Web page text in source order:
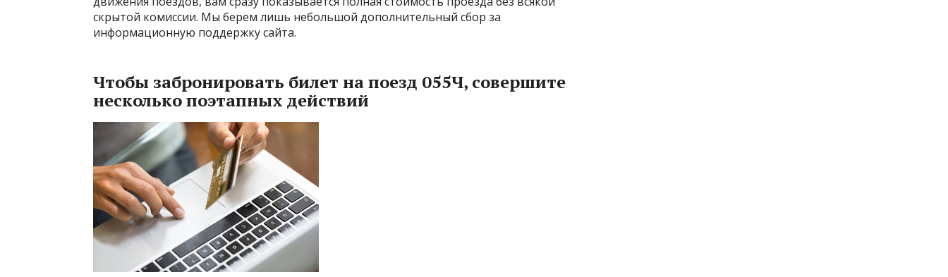
скрытой комиссии. Мы берем лишь небольшой дополнительный сбор за
информационную поддержку сайта.
Чтобы забронировать билет на поезд 055Ч, совершите
несколько поэтапных действий